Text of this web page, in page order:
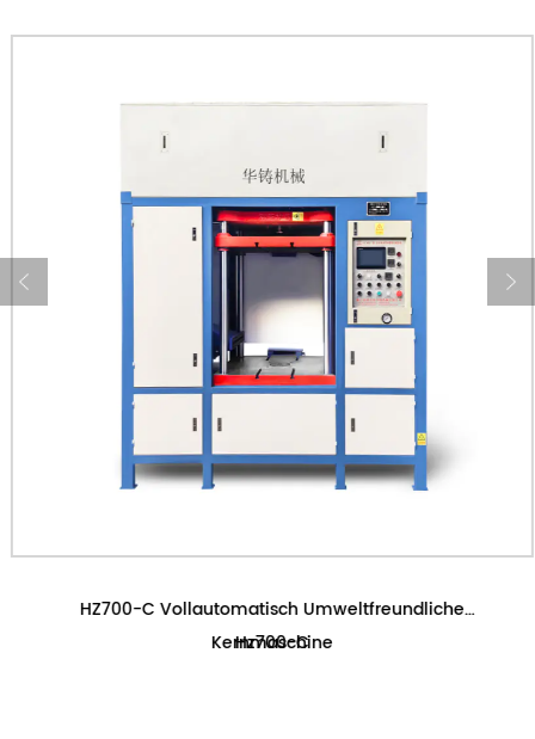
Haltbarkeit und Effizienz für Branchen, die
hochwertige Gusslösungen erfordern. Die
hitzebeständigen Eigenschaften,
Präzisionsfunktionen und benutzerfreundliche
Funktionen machen es ideal für Unternehmen,
ihre Produktionsprozesse zu optimieren.
HZ700-C Vollautomatisch Umweltfreundliche
Kernmaschine
Hz700-C